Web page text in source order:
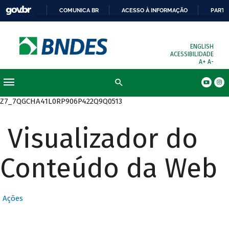
COMUNICA BR ACESSO À INFORMAÇÃO
ENGLISH
ACESSIBILIDADE
A+ A-
Z7_7QGCHA41L0RP906P422Q9Q0513
Visualizador do
Conteúdo da Web
Ações